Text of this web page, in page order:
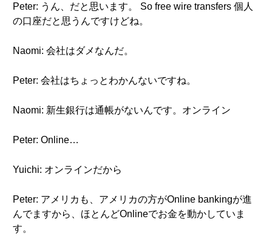
Peter: うん、だと思います。 So free wire transfers 個人
の口座だと思うんですけどね。
Naomi: 会社はダメなんだ。
Peter: 会社はちょっとわかんないですね。
Naomi: 新生銀行は通帳がないんです。オンライン
Peter: Online…
Yuichi: オンラインだから
Peter: アメリカも、アメリカの方がOnline bankingが進
んでますから、ほとんどOnlineでお金を動かしていま
す。